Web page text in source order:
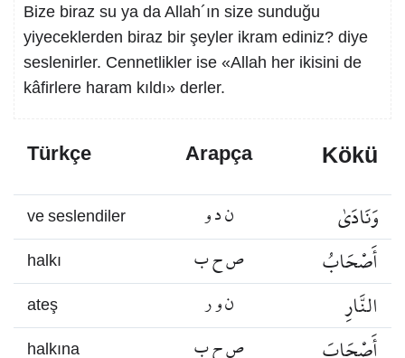
Bize biraz su ya da Allah´ın size sunduğu
yiyeceklerden biraz bir şeyler ikram ediniz? diye
seslenirler. Cennetlikler ise «Allah her ikisini de
kâfirlere haram kıldı» derler.
Türkçe Arapça Kökü
ve seslendiler ن د و وَنَادَىٰ
halkı ص ح ب أَصْحَابُ
ateş ن و ر النَّارِ
halkına ص ح ب